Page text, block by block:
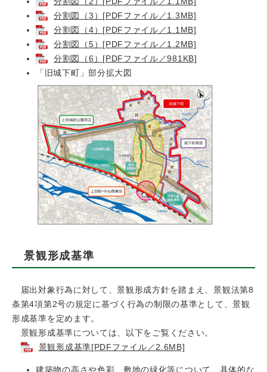
分割図（3）[PDFファイル／1.3MB]
分割図（4）[PDFファイル／1.1MB]
分割図（5）[PDFファイル／1.2MB]
分割図（6）[PDFファイル／981KB]
「旧城下町」部分拡大図
景観形成基準
届出対象行為に対して、景観形成方針を踏まえ、景観法第8
条第4項第2号の規定に基づく行為の制限の基準として、景観
形成基準を定めます。
景観形成基準については、以下をご覧ください。
景観形成基準[PDFファイル／2.6MB]
建築物の高さや色彩、敷地の緑化等について、具体的な